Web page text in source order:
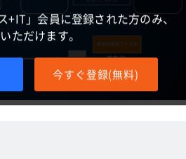
+IT」会員に登録された方のみ、
ただけます。
今すぐ登録(無料)